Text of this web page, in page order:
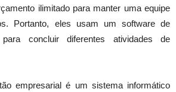
ilimitado para manter uma equipe
Portanto, eles usam um software de
concluir diferentes atividades de
empresarial é um sistema informático